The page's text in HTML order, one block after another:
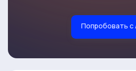
Попробовать с